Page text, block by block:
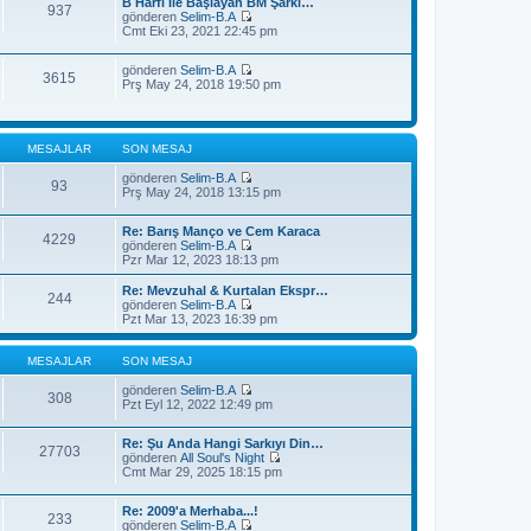
t
lg
r
n
l
m
e
s
a
ı
r
t
l
937
gönderen Selim-B.A
S
n
e
j
r
ü
n
t
l
Cmt Eki 23, 2021 22:45 pm
3615 gönderen Selim-B.A
S
m
e
a
ı
ö
r
ü
n
t
ü
e
Prş May 24, 2018 19:50 pm
MESAJLAR SON MESAJ
93 gönderen Selim-B.A
S
n
m
s
a
j
g
ö
r
n
ü
e
Prş May 24, 2018 13:15 pm
4229
Re: Barış Manço ve Cem Karaca
gönderen Selim-B.A
S
o
n
m
e
s
a
ö
r
ü
n
t
ü
e
Pzr Mar 12, 2023 18:13 pm
244
Re: Mevzuhal & Kurtalan Ekspr…
gönderen Selim-B.A
S
o
n
e
a
ı
g
ö
r
n
t
Pzt Mar 13, 2023 16:39 pm
MESAJLAR SON MESAJ
308 gönderen Selim-B.A
S
o
n
m
e
s
j
ı
Pzt Eyl 12, 2022 12:49 pm
27703
Re: Şu Anda Hangi Sarkıyı Din…
gönderen All Soul's Night
S
n
Cmt Mar 29, 2025 18:15 pm
233
Re: 2009'a Merhaba...!
gönderen Selim-B.A